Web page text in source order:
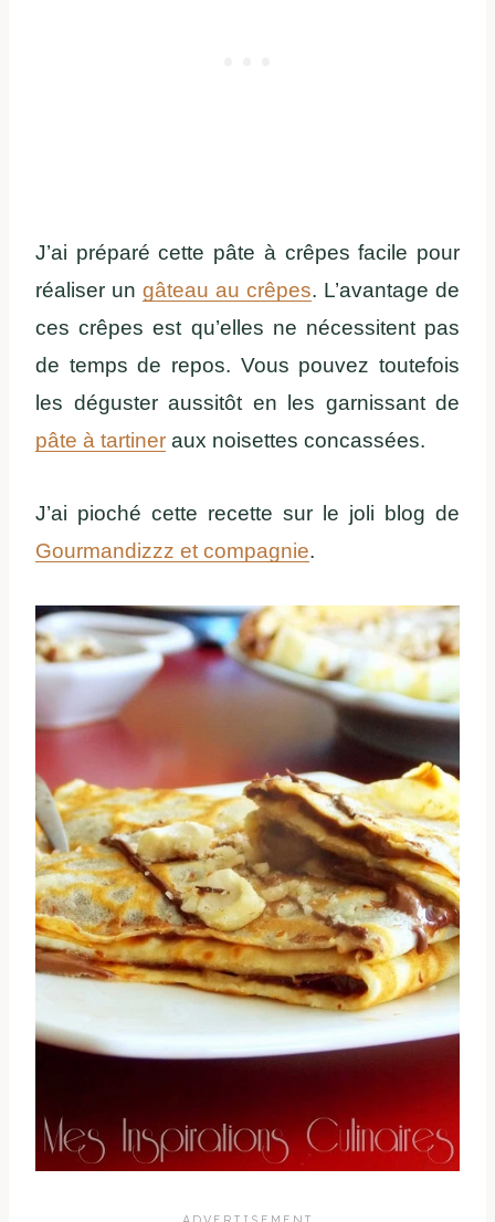
J’ai préparé cette pâte à crêpes facile pour
réaliser un gâteau au crêpes. L’avantage de
ces crêpes est qu’elles ne nécessitent pas
de temps de repos. Vous pouvez toutefois
les déguster aussitôt en les garnissant de
pâte à tartiner aux noisettes concassées.
J’ai pioché cette recette sur le joli blog de
Gourmandizzz et compagnie.